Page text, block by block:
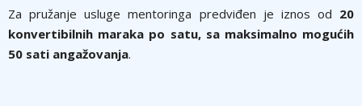
Za pružanje usluge mentoringa predviđen je iznos od 20
konvertibilnih maraka po satu, sa maksimalno mogućih
50 sati angažovanja.